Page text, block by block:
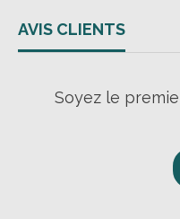
AVIS CLIENTS
Soyez le